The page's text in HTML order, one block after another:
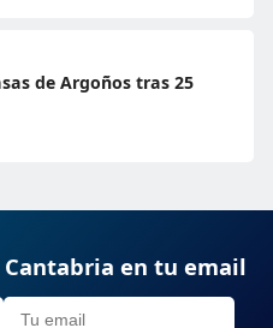
de Argoños tras 25
en tu email